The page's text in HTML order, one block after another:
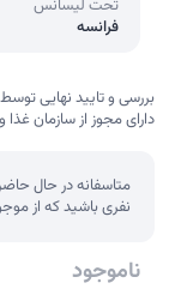
تحت لیسانس
فرانسه
بررسی و تایید نهایی توسط
دارای مجوز از سازمان غذا
متاسفانه در حال
نفری باشید که از
ناموجود